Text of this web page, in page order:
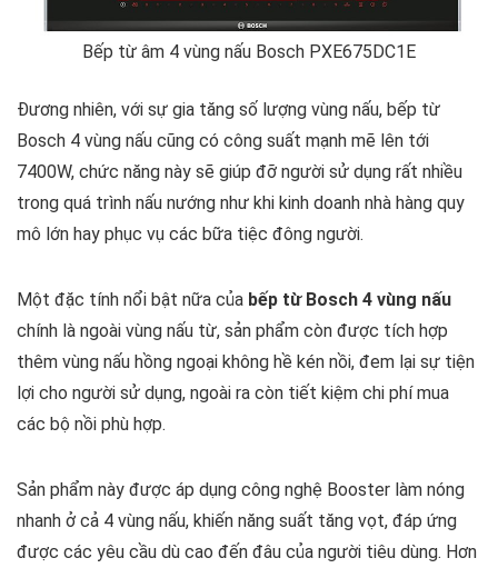
Bếp từ âm 4 vùng nấu Bosch PXE675DC1E
Đương nhiên, với sự gia tăng số lượng vùng nấu, bếp từ
Bosch 4 vùng nấu cũng có công suất mạnh mẽ lên tới
7400W, chức năng này sẽ giúp đỡ người sử dụng rất nhiều
trong quá trình nấu nướng như khi kinh doanh nhà hàng quy
mô lớn hay phục vụ các bữa tiệc đông người.
Một đặc tính nổi bật nữa của bếp từ Bosch 4 vùng nấu
chính là ngoài vùng nấu từ, sản phẩm còn được tích hợp
thêm vùng nấu hồng ngoại không hề kén nồi, đem lại sự tiện
lợi cho người sử dụng, ngoài ra còn tiết kiệm chi phí mua
các bộ nồi phù hợp.
Sản phẩm này được áp dụng công nghệ Booster làm nóng
nhanh ở cả 4 vùng nấu, khiến năng suất tăng vọt, đáp ứng
được các yêu cầu dù cao đến đâu của người tiêu dùng. Hơn